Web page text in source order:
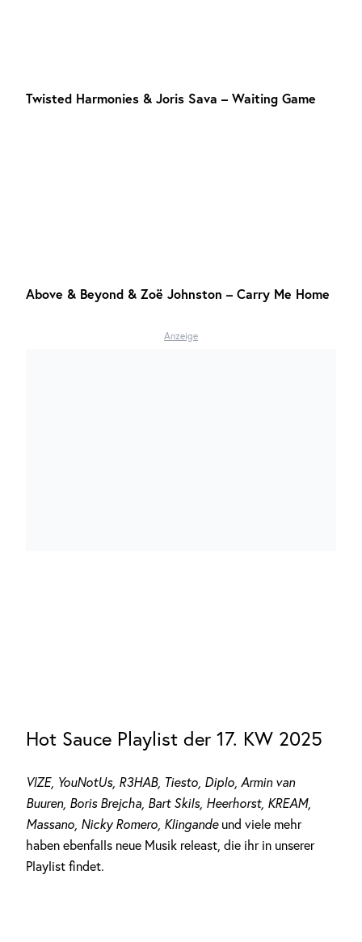
Twisted Harmonies & Joris Sava – Waiting Game
Above & Beyond & Zoë Johnston – Carry Me Home
Anzeige
Hot Sauce Playlist der 17. KW 2025
VIZE, YouNotUs, R3HAB, Tiesto, Diplo, Armin van
Buuren, Boris Brejcha, Bart Skils, Heerhorst, KREAM,
Massano, Nicky Romero, Klingande und viele mehr
haben ebenfalls neue Musik releast, die ihr in unserer
Playlist findet.